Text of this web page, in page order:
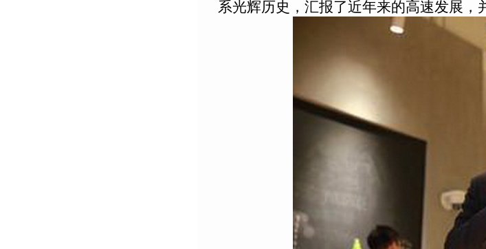
系光辉历史，汇报了近年来的高速发展，